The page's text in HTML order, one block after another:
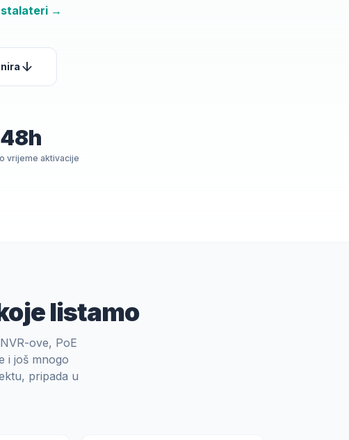
→
arrow_downward
48h
vrijeme aktivacije
listamo
ove, PoE
i još mnogo
pripada u